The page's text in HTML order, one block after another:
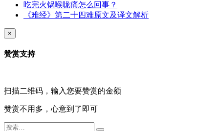
吃完火锅喉咙痛怎么回事？
《难经》第二十四难原文及译文解析
×
赞赏支持
扫描二维码，输入您要赞赏的金额
赞赏不用多，心意到了即可